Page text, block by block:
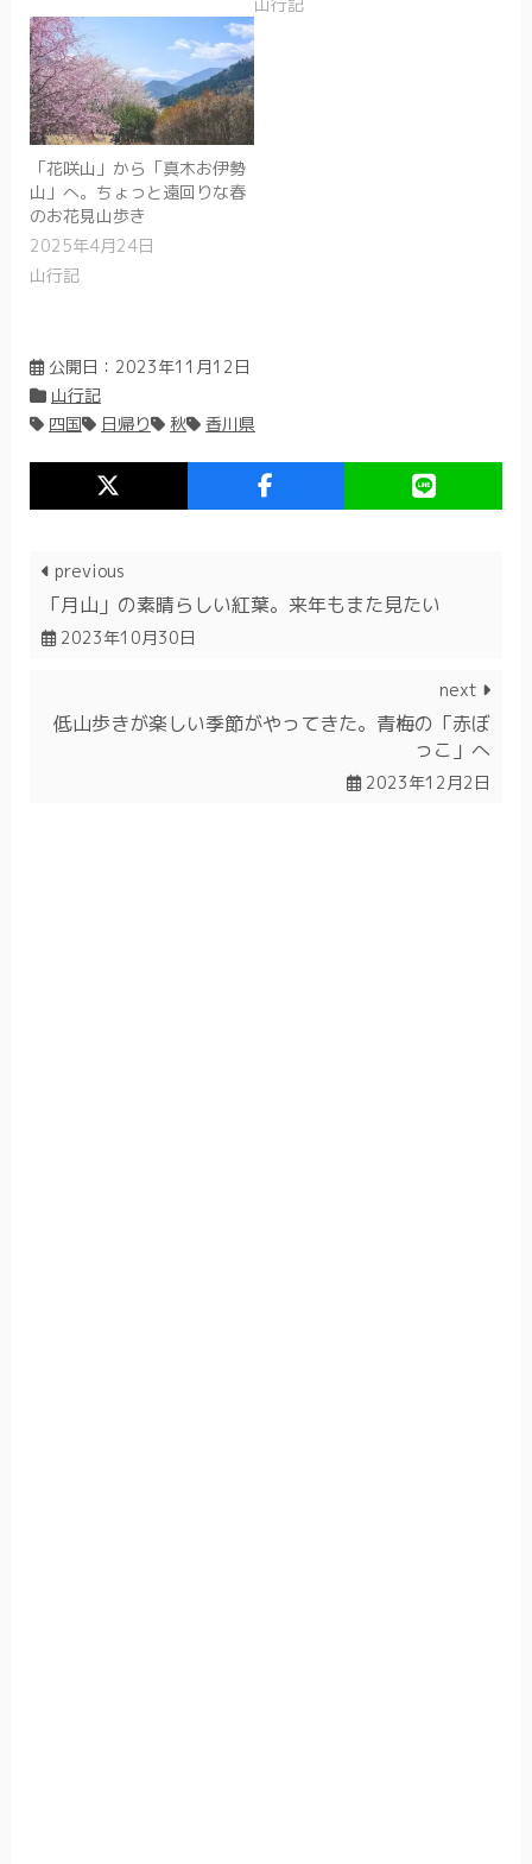
「花咲山」から「真木お伊勢
山」へ。ちょっと遠回りな春
のお花見山歩き
2025年4月24日
山行記
公開日： 2023年11月12日
山行記
四国
日帰り 秋 香川県
previous
「月山」の素晴らしい紅葉。来年もまた見たい
2023年10月30日
next
低山歩きが楽しい季節がやってきた。青梅の「赤ぼ
っこ」へ
2023年12月2日